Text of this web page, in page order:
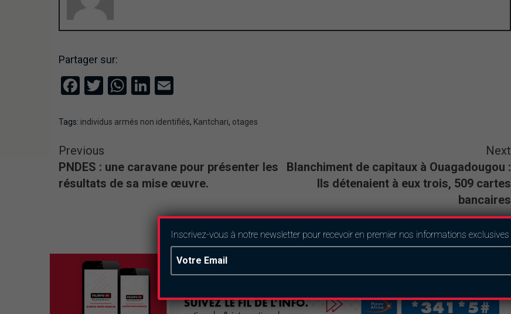
Partager sur:
Facebook
Twitter
WhatsApp
LinkedIn
Email
Tags: individus armés non identifiés, Kantchari, otages
Previous
PNDES : une caravane pour présenter les
résultats de sa mise œuvre.
Next
Blanchiment de capitaux à Ouagadougou :
Ils détenaient à eux trois, 509 cartes
bancaires
Inscrivez-vous à notre newsletter pour recevoir en premier nos informations exclusives